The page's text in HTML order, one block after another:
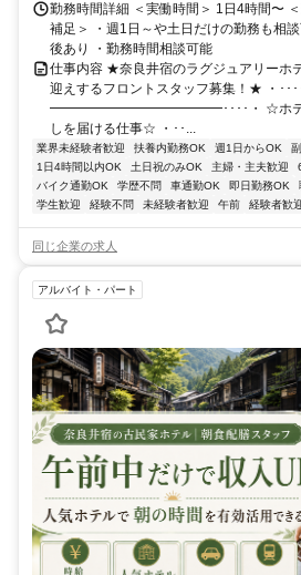
勤務時間詳細 ＜実働時間＞ 1日4時間〜
補足＞ ・週1日～や土日だけの勤務も相
後あり ・勤務時間相談可能
仕事内容 ★奈良井宿のラグジュアリーホ
迎えするフロントスタッフ募集！★ ・･･･
━━━━━━━━━━━━━････・ ☆ホテル
しを届ける仕事☆ ・･･...
業界未経験者歓迎 扶養内勤務OK 週1日からOK
1日4時間以内OK
土日祝のみOK 主婦・主夫歓迎
バイク通勤OK
学歴不問 車通勤OK 即日勤務OK
学生歓迎
経験不問 未経験者歓迎 午前 経験者歓
同じ企業の求人
アルバイト・パート